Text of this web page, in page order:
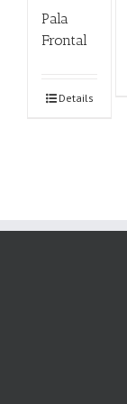
Pala
Frontal
Details